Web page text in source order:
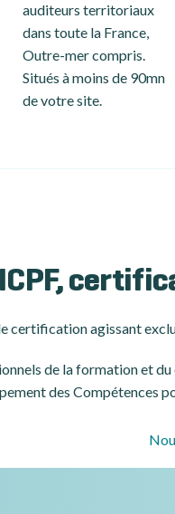
auditeurs territoriaux
dans toute la France,
Outre-mer compris.
Situés à moins de 90mn
de votre site.
ICPF,
certificationagissant
de la formation et
des Compétences